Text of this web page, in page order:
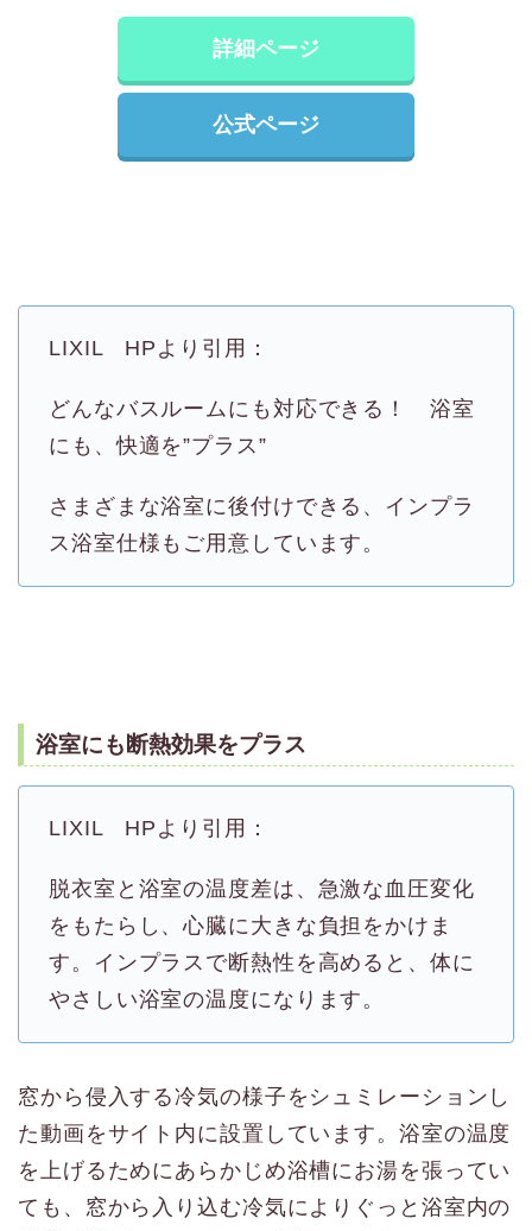
詳細ページ
公式ページ
LIXIL HPより引用：
どんなバスルームにも対応できる！ 浴室
にも、快適を”プラス”
さまざまな浴室に後付けできる、インプラ
ス浴室仕様もご用意しています。
浴室にも断熱効果をプラス
LIXIL HPより引用：
脱衣室と浴室の温度差は、急激な血圧変化
をもたらし、心臓に大きな負担をかけま
す。インプラスで断熱性を高めると、体に
やさしい浴室の温度になります。
窓から侵入する冷気の様子をシュミレーションし
た動画をサイト内に設置しています。浴室の温度
を上げるためにあらかじめ浴槽にお湯を張ってい
ても、窓から入り込む冷気によりぐっと浴室内の